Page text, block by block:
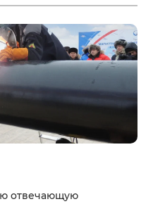
отвечающую